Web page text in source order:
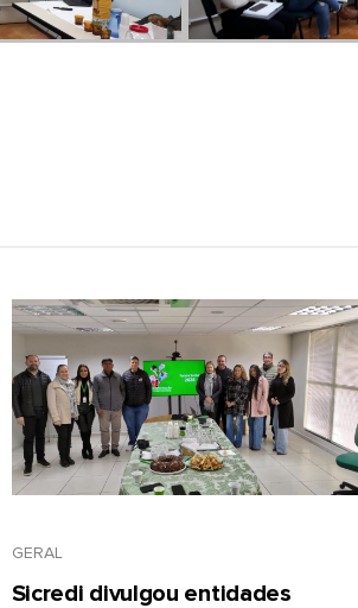
GERAL
Sicredi divulgou entidades